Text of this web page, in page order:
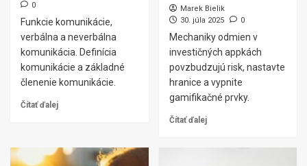
0
Funkcie komunikácie,
verbálna a neverbálna
komunikácia. Definícia
komunikácie a základné
členenie komunikácie.
Čítať ďalej
Marek Bielik
30. júla 2025
0
Mechaniky odmien v
investičných appkách
povzbudzujú risk, nastavte
hranice a vypnite
gamifikačné prvky.
Čítať ďalej